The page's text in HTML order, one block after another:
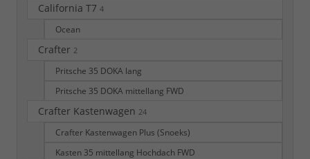
California T7 4
Ocean
Crafter 2
Pritsche 35 DOKA lang
Pritsche 35 DOKA mittellang FWD
Crafter Kastenwagen 24
Crafter Kastenwagen Plus (Snoeks)
Kasten 35 mittellang Hochdach FWD